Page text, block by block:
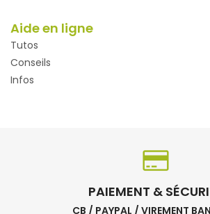
Aide en ligne
Tutos
Conseils
Infos
PAIEMENT &
CB / PAYPAL / VIREMENT